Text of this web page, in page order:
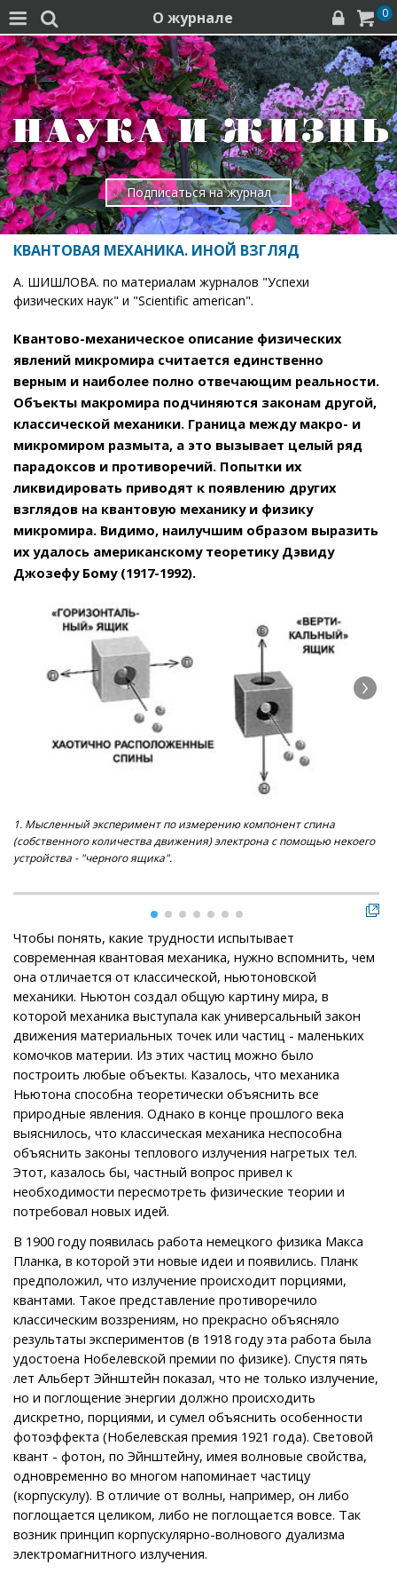
  О журнале   0
Подписаться на журнал
КВАНТОВАЯ МЕХАНИКА. ИНОЙ ВЗГЛЯД
А. ШИШЛОВА. по материалам журналов "Успехи
физических наук" и "Scientific american".
Квантово-механическое описание физических
явлений микромира считается единственно
верным и наиболее полно отвечающим реальности.
Объекты макромира подчиняются законам другой,
классической механики. Граница между макро- и
микромиром размыта, а это вызывает целый ряд
парадоксов и противоречий. Попытки их
ликвидировать приводят к появлению других
взглядов на квантовую механику и физику
микромира. Видимо, наилучшим образом выразить
их удалось американскому теоретику Дэвиду
Джозефу Бому (1917-1992).
1. Мысленный эксперимент по измерению компонент спина
(собственного количества движения) электрона с помощью некоего
устройства - "черного ящика".
Чтобы понять, какие трудности испытывает
современная квантовая механика, нужно вспомнить, чем
она отличается от классической, ньютоновской
механики. Ньютон создал общую картину мира, в
которой механика выступала как универсальный закон
движения материальных точек или частиц - маленьких
комочков материи. Из этих частиц можно было
построить любые объекты. Казалось, что механика
Ньютона способна теоретически объяснить все
природные явления. Однако в конце прошлого века
выяснилось, что классическая механика неспособна
объяснить законы теплового излучения нагретых тел.
Этот, казалось бы, частный вопрос привел к
необходимости пересмотреть физические теории и
потребовал новых идей.
В 1900 году появилась работа немецкого физика Макса
Планка, в которой эти новые идеи и появились. Планк
предположил, что излучение происходит порциями,
квантами. Такое представление противоречило
классическим воззрениям, но прекрасно объясняло
результаты экспериментов (в 1918 году эта работа была
удостоена Нобелевской премии по физике). Спустя пять
лет Альберт Эйнштейн показал, что не только излучение,
но и поглощение энергии должно происходить
дискретно, порциями, и сумел объяснить особенности
фотоэффекта (Нобелевская премия 1921 года). Световой
квант - фотон, по Эйнштейну, имея волновые свойства,
одновременно во многом напоминает частицу
(корпускулу). В отличие от волны, например, он либо
поглощается целиком, либо не поглощается вовсе. Так
возник принцип корпускулярно-волнового дуализма
электромагнитного излучения.